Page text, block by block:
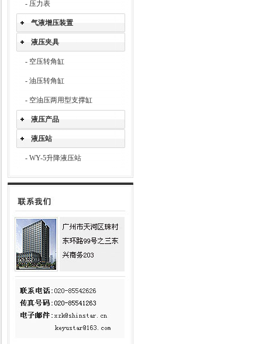
- 压力表
气液增压装置
液压夹具
- 空压转角缸
- 油压转角缸
- 空油压两用型支撑缸
液压产品
液压站
- WY-5升降液压站